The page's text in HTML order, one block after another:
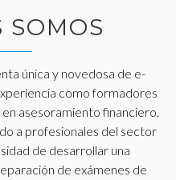
SOMOS
única y novedosa de e-
como formadores
asesoramiento financiero.
a profesionales del sector
de desarrollar una
de exámenes de